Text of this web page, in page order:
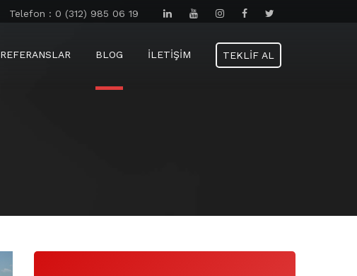
Telefon : 0 (312) 985 06 19
REFERANSLAR BLOG İLETIŞIM TEKLIF AL